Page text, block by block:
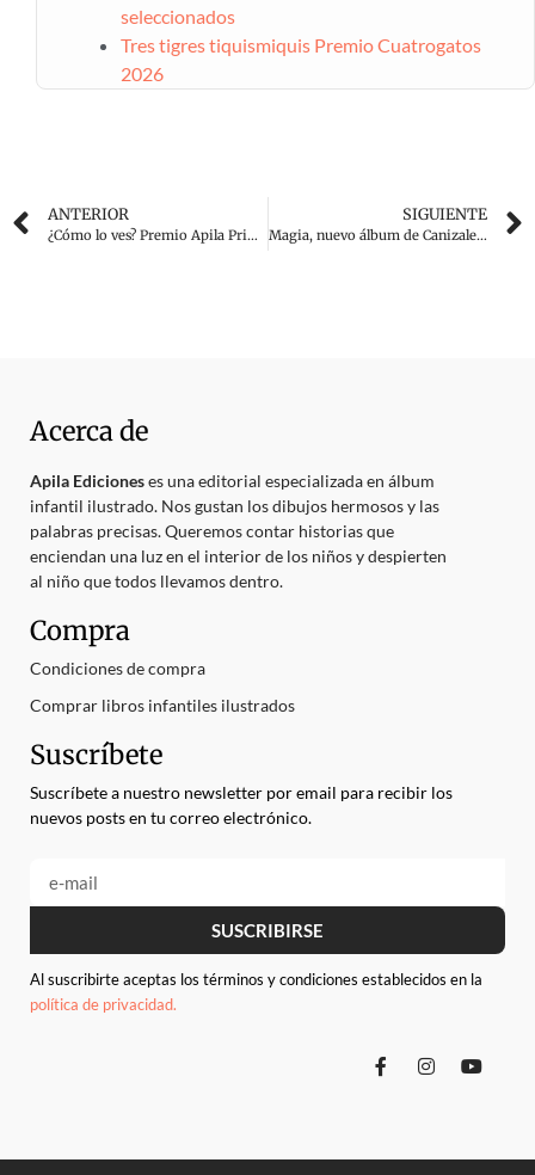
seleccionados
Tres tigres tiquismiquis Premio Cuatrogatos
2026
ANTERIOR
¿Cómo lo ves? Premio Apila Primera Impresión 2020
SIGUIENTE
Magia, nuevo álbum de Canizales. Colección Guapa
Acerca de
Apila Edicioneses una editorial especializada en álbum
infantil ilustrado. Nos gustan los dibujos hermosos y las
palabras precisas. Queremos contar historias que
enciendan una luz en el interior de los niños y despierten
al niño que todos llevamos dentro.
Compra
Condiciones de compra
Comprar libros infantiles ilustrados
Suscríbete
Suscríbete a nuestro newsletter por email para recibir los
nuevos posts en tu correo electrónico.
SUSCRIBIRSE
Al suscribirte aceptas los términos y condiciones establecidos en la
política de privacidad.